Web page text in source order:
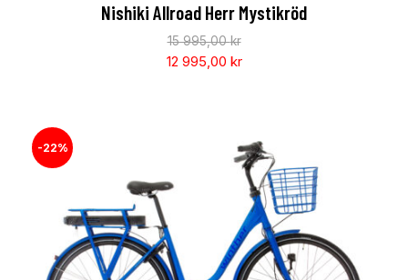
Nishiki Allroad Herr Mystikröd
15 995,00kr
12 995,00 kr
-22%